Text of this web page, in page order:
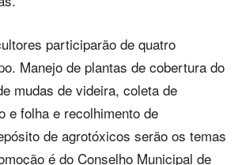
participarão de quatro
Manejo de plantas de cobertura do
mudas de videira, coleta de
e folha e recolhimento de
de agrotóxicos serão os temas
é do Conselho Municipal de